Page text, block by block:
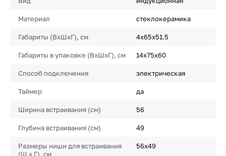
Материал стеклокерамика
Габариты (ВхШхГ), см 4х65х51.5
Габариты в упаковке (ВхШхГ), см 14х75х60
Способ подключения электрическая
Таймер да
Ширина встраивания (см) 56
Глубина встраивания (см) 49
Размеры ниши для встраивания
(Ш х Г), см
56х49